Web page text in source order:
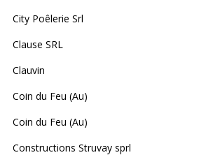
City Poêlerie Srl
Clause SRL
Clauvin
Coin du Feu (Au)
Coin du Feu (Au)
Constructions Struvay sprl